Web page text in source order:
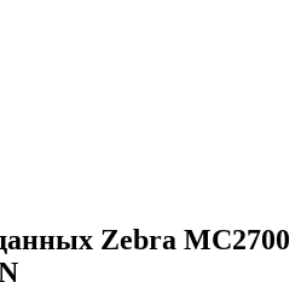
Zebra MC2700